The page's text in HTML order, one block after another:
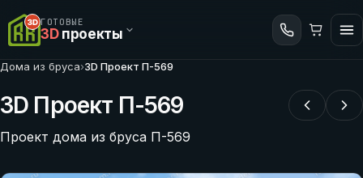
ГОТОВЫЕ
3Dпроекты
Дома из бруса›3D Проект П-569
3D Проект П-569
Проект дома из бруса П-569